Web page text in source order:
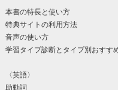
本書の特長と使い方
特典サイトの利用方法
音声の使い方
学習タイプ診断とタイプ別おすす
〈英語〉
助動詞